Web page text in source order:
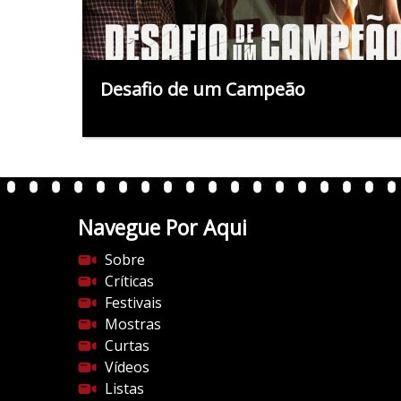
Desafio de um Campeão
Navegue Por Aqui
Sobre
Críticas
Festivais
Mostras
Curtas
Vídeos
Listas